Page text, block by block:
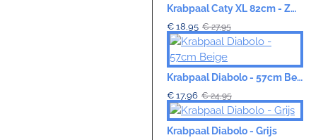
Krabpaal Caty XL 82cm - Zwart
€ 18,95 € 27,95
Krabpaal Diabolo - 57cm Beige
€ 17,96 € 24,95
Krabpaal Diabolo - Grijs